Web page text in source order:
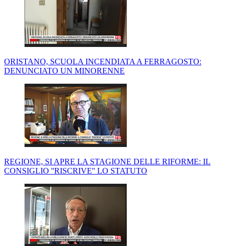
ORISTANO, SCUOLA INCENDIATA A FERRAGOSTO:
DENUNCIATO UN MINORENNE
REGIONE, SI APRE LA STAGIONE DELLE RIFORME: IL
CONSIGLIO ''RISCRIVE'' LO STATUTO